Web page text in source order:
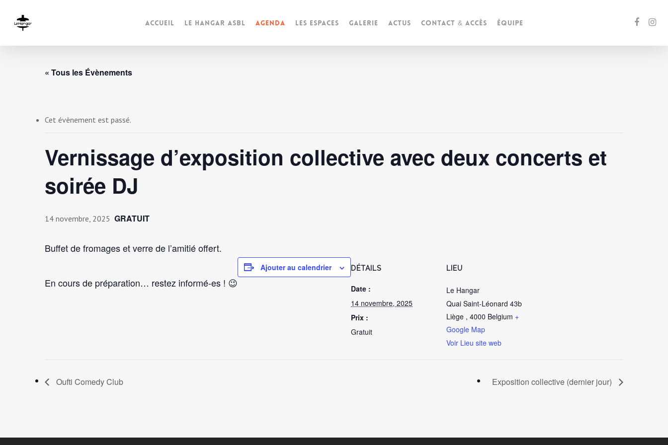
Accueil Le Hangar ASBL Agenda Les espaces Galerie Actus Contact & accès Équipe
« Tous les Évènements
Cet évènement est passé.
Vernissage d’exposition collective avec deux concerts et
soirée DJ
14 novembre, 2025 GRATUIT
Buffet de fromages et verre de l’amitié offert.
En cours de préparation… restez informé-es ! 😉
Ajouter au calendrier DÉTAILS
Date :
14 novembre, 2025
Prix :
Gratuit
LIEU
Le Hangar
Quai Saint-Léonard 43b
Liège , 4000 Belgium +
Google Map
Voir Lieu site web
Oufti Comedy Club Exposition collective (dernier jour)